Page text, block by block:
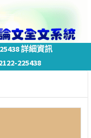
詳細資訊
225438